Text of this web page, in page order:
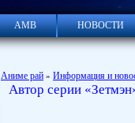
АМВ НОВОСТИ
Аниме рай » Информация и
Автор серии